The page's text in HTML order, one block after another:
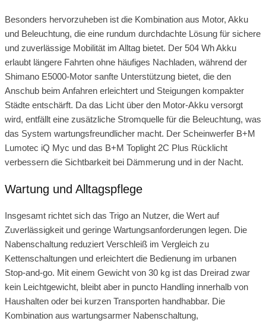
Besonders hervorzuheben ist die Kombination aus Motor, Akku
und Beleuchtung, die eine rundum durchdachte Lösung für sichere
und zuverlässige Mobilität im Alltag bietet. Der 504 Wh Akku
erlaubt längere Fahrten ohne häufiges Nachladen, während der
Shimano E5000‑Motor sanfte Unterstützung bietet, die den
Anschub beim Anfahren erleichtert und Steigungen kompakter
Städte entschärft. Da das Licht über den Motor‑Akku versorgt
wird, entfällt eine zusätzliche Stromquelle für die Beleuchtung, was
das System wartungsfreundlicher macht. Der Scheinwerfer B+M
Lumotec iQ Myc und das B+M Toplight 2C Plus Rücklicht
verbessern die Sichtbarkeit bei Dämmerung und in der Nacht.
Wartung und Alltagspflege
Insgesamt richtet sich das Trigo an Nutzer, die Wert auf
Zuverlässigkeit und geringe Wartungsanforderungen legen. Die
Nabenschaltung reduziert Verschleiß im Vergleich zu
Kettenschaltungen und erleichtert die Bedienung im urbanen
Stop‑and‑go. Mit einem Gewicht von 30 kg ist das Dreirad zwar
kein Leichtgewicht, bleibt aber in puncto Handling innerhalb von
Haushalten oder bei kurzen Transporten handhabbar. Die
Kombination aus wartungsarmer Nabenschaltung,